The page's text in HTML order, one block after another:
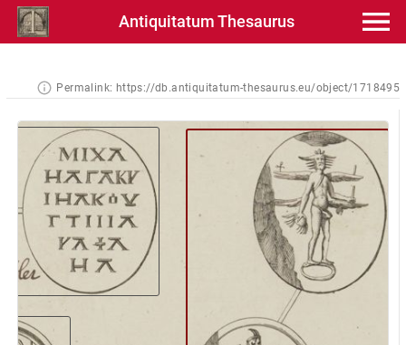
Antiquitatum Thesaurus
Permalink: https://db.antiquitatum-thesaurus.eu/object/1718495